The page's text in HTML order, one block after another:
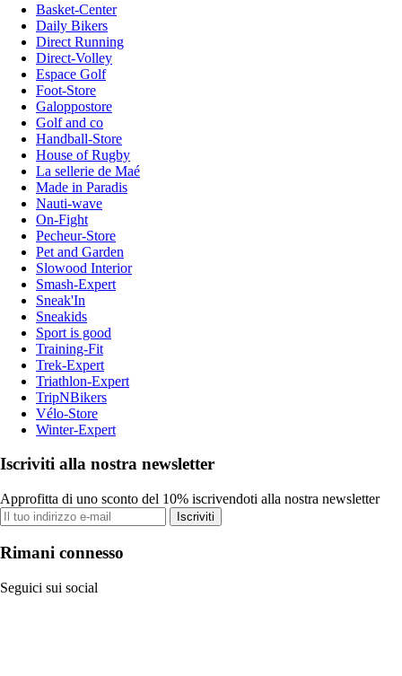
Basket-Center
Daily Bikers
Direct Running
Direct-Volley
Espace Golf
Foot-Store
Galoppostore
Golf and co
Handball-Store
House of Rugby
La sellerie de Maé
Made in Paradis
Nauti-wave
On-Fight
Pecheur-Store
Pet and Garden
Slowood Interior
Smash-Expert
Sneak'In
Sneakids
Sport is good
Training-Fit
Trek-Expert
Triathlon-Expert
TripNBikers
Vélo-Store
Winter-Expert
Iscriviti alla nostra newsletter
Approfitta di uno sconto del 10% iscrivendoti alla nostra newsletter
Iscriviti
Rimani connesso
Seguici sui social